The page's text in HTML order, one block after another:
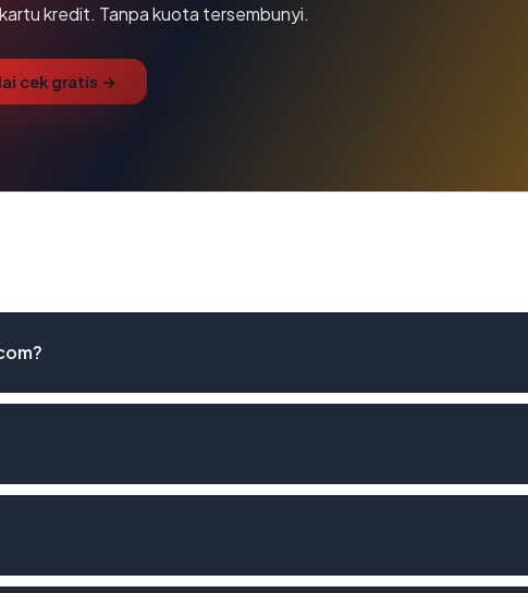
kredit. Tanpa kuota tersembunyi.
cek gratis →